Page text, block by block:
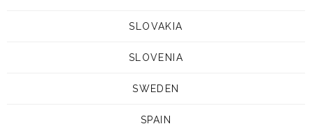
SLOVAKIA
SLOVENIA
SWEDEN
SPAIN